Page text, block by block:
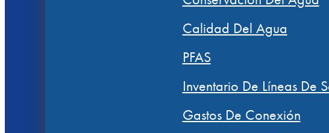
Calidad Del Agua
PFAS
Inventario De Líneas De
Gastos De Conexión